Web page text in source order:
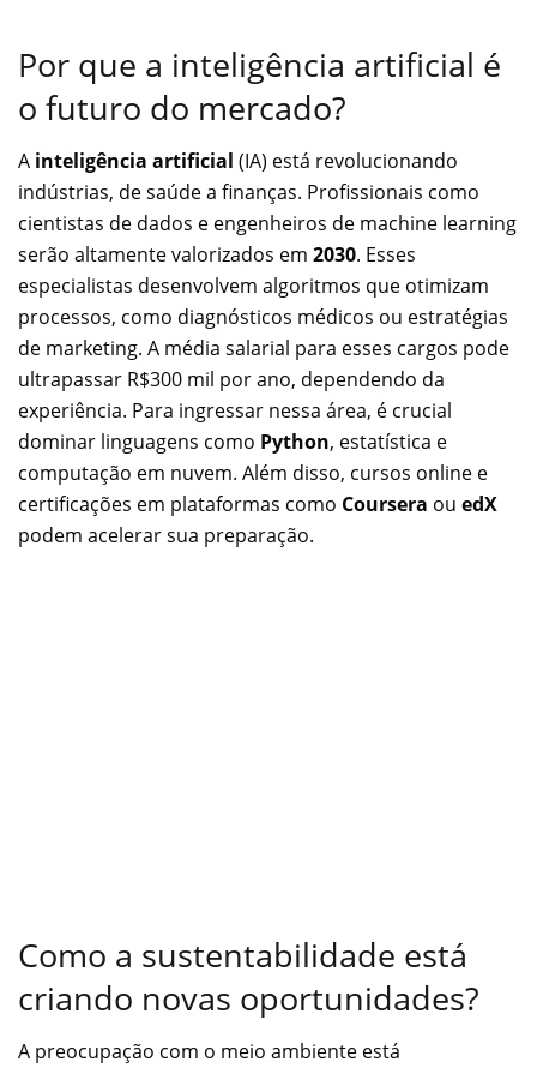
Por que a inteligência artificial é
o futuro do mercado?
A inteligência artificial (IA) está revolucionando
indústrias, de saúde a finanças. Profissionais como
cientistas de dados e engenheiros de machine learning
serão altamente valorizados em 2030. Esses
especialistas desenvolvem algoritmos que otimizam
processos, como diagnósticos médicos ou estratégias
de marketing. A média salarial para esses cargos pode
ultrapassar R$300 mil por ano, dependendo da
experiência. Para ingressar nessa área, é crucial
dominar linguagens como Python, estatística e
computação em nuvem. Além disso, cursos online e
certificações em plataformas como Coursera ou edX
podem acelerar sua preparação.
Como a sustentabilidade está
criando novas oportunidades?
A preocupação com o meio ambiente está